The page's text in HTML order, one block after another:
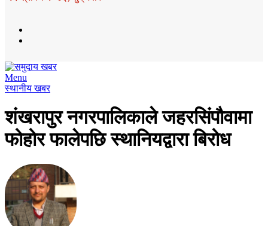
Menu
स्थानीय खबर
शंखरापुर नगरपालिकाले जहरसिंपौवामा
फोहोर फालेपछि स्थानियद्वारा बिरोध